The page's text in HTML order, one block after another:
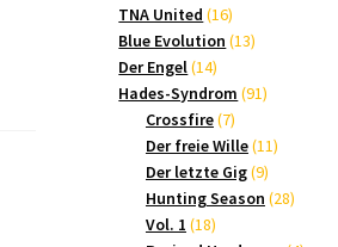
Produkte
TNA United 1616
Produkte
Blue Evolution 1313
Der Engel 1414
Produkte
Hades-Syndrom 9191
Crossfire 77
Produkte
Der freie Wille 1111
Der letzte Gig 99
Produkte
Hunting Season 2828
Vol. 1 1818